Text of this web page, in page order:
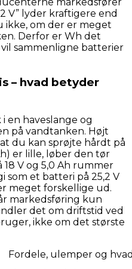
V” lyder kraftigere end
ikke, om der er meget
Derfor er Wh det
sammenligne batterier
– hvad betyder
en haveslange og
på vandtanken. Højt
du kan sprøjte hårdt på
er lille, løber den tør
V og 5,0 Ah rummer
som et batteri på 25,2 V
meget forskellige ud.
markedsføring kun
det om driftstid ved
ikke om det største